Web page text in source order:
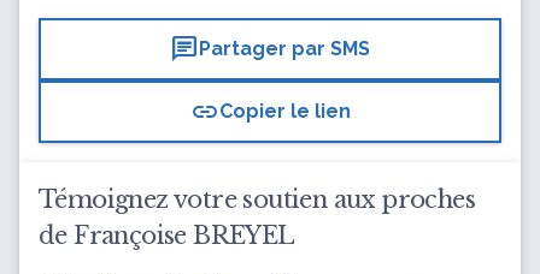
chatPartager par SMS
linkCopier le lien
Témoignez votre soutien aux proches
de Françoise BREYEL